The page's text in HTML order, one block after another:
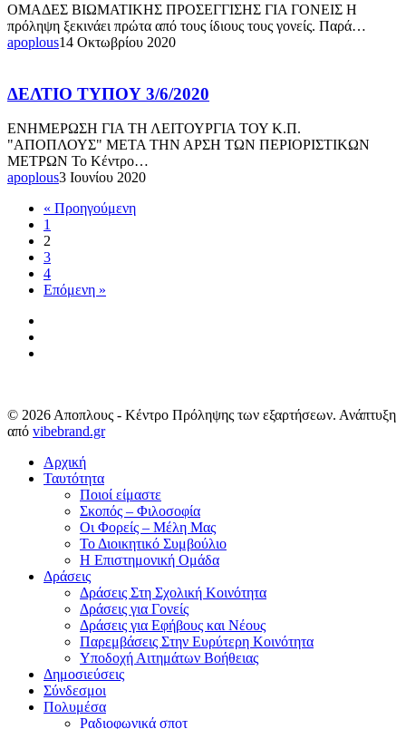
ΓΟΝΕΙΣ
ΟΜΑΔΕΣ ΒΙΩΜΑΤΙΚΗΣ ΠΡΟΣΕΓΓΙΣΗΣ ΓΙΑ ΓΟΝΕΙΣ Η
πρόληψη ξεκινάει πρώτα από τους ίδιους τους γονείς. Παρά…
apoplous14 Οκτωβρίου 2020
ΔΕΛΤΙΟ
3/6/2020
ΔΕΛΤΙΟ ΤΥΠΟΥ 3/6/2020
ΕΝΗΜΕΡΩΣΗ ΓΙΑ ΤΗ ΛΕΙΤΟΥΡΓΙΑ ΤΟΥ Κ.Π.
"ΑΠΟΠΛΟΥΣ" ΜΕΤΑ ΤΗΝ ΑΡΣΗ ΤΩΝ ΠΕΡΙΟΡΙΣΤΙΚΩΝ
ΜΕΤΡΩΝ Το Κέντρο…
apoplous3 Ιουνίου 2020
« Προηγούμενη
1
2
3
4
Επόμενη »
© 2026 Αποπλους - Κέντρο Πρόληψης των εξαρτήσεων. Ανάπτυξη
από vibebrand.gr
Close
Menu
Αρχική
Ταυτότητα
Ποιοί είμαστε
Σκοπός – Φιλοσοφία
Οι Φορείς – Μέλη Μας
Το Διοικητικό Συμβούλιο
Η Επιστημονική Ομάδα
Δράσεις
Δράσεις Στη Σχολική Κοινότητα
Δράσεις για Γονείς
Δράσεις για Εφήβους και Νέους
Παρεμβάσεις Στην Ευρύτερη Κοινότητα
Υποδοχή Αιτημάτων Βοήθειας
Δημοσιεύσεις
Σύνδεσμοι
Πολυμέσα
Ραδιοφωνικά σποτ